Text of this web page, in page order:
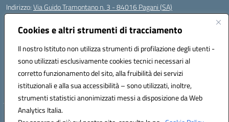
Cookies e altri strumenti di tracciamento
Il nostro Istituto non utilizza strumenti di profilazione degli utenti -
sono utilizzati esclusivamente cookies tecnici necessari al
corretto funzionamento del sito, alla fruibilità dei servizi
istituzionali e alla sua accessibilità – sono utilizzati, inoltre,
strumenti statistici anonimizzati messi a disposizione da Web
Analytics Italia.
Indirizzo:Via Guido Tramontano n. 3 - 84016 Pagani (SA)
Centralino:
Posta elettronica certificata (PEC):saps08000t@pec.istruzione.it
Codice fiscale: 80022400651
Codice meccanografico:SAPS08000T
Codice Indice delle Pubbliche Amministrazioni (IPA): istsc_saps08000t
Codice unico di fatturazione (CUF): UFC29W
Hosting & Powered by 3D Solution S.r.l.